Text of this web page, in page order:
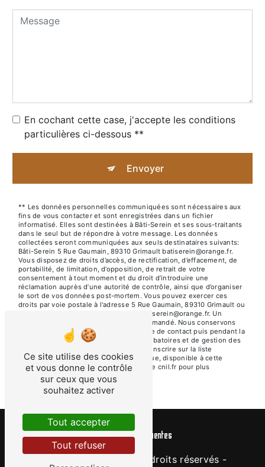
En cochant cette case, j'accepte les conditions
particulières ci-dessous **
Envoyer
** Les données personnelles communiquées sont nécessaires aux
fins de vous contacter et sont enregistrées dans un fichier
informatisé. Elles sont destinées à Bâti-Serein et ses sous-traitants
dans le seul but de répondre à votre message. Les données
collectées seront communiquées aux seuls destinataires suivants:
Bâti-Serein 5 Rue Gaumain, 89310 Grimault batiserein@orange.fr.
Vous disposez de droits d’accès, de rectification, d’effacement, de
portabilité, de limitation, d’opposition, de retrait de votre
consentement à tout moment et du droit d’introduire une
réclamation auprès d’une autorité de contrôle, ainsi que d’organiser
le sort de vos données post-mortem. Vous pouvez exercer ces
droits par voie postale à l'adresse 5 Rue Gaumain, 89310 Grimault ou
par courrier électronique à l'adresse batiserein@orange.fr. Un
justificatif d'identité pourra vous être demandé. Nous conservons
vos données pendant la période de prise de contact puis pendant la
durée de prescription légale aux fins probatoires et de gestion des
contentieux. Vous avez le droit de vous inscrire sur la liste
d'opposition au démarchage téléphonique, disponible à cette
adresse: Bloctel.gouv.fr . Consultez le site cnil.fr pour plus
d’informations sur vos droits.
Recherches fréquentes
- 2026 - Tous droits réservés -
Ce site utilise des cookies
et vous donne le contrôle
sur ceux que vous
souhaitez activer
Tout accepter
Tout refuser